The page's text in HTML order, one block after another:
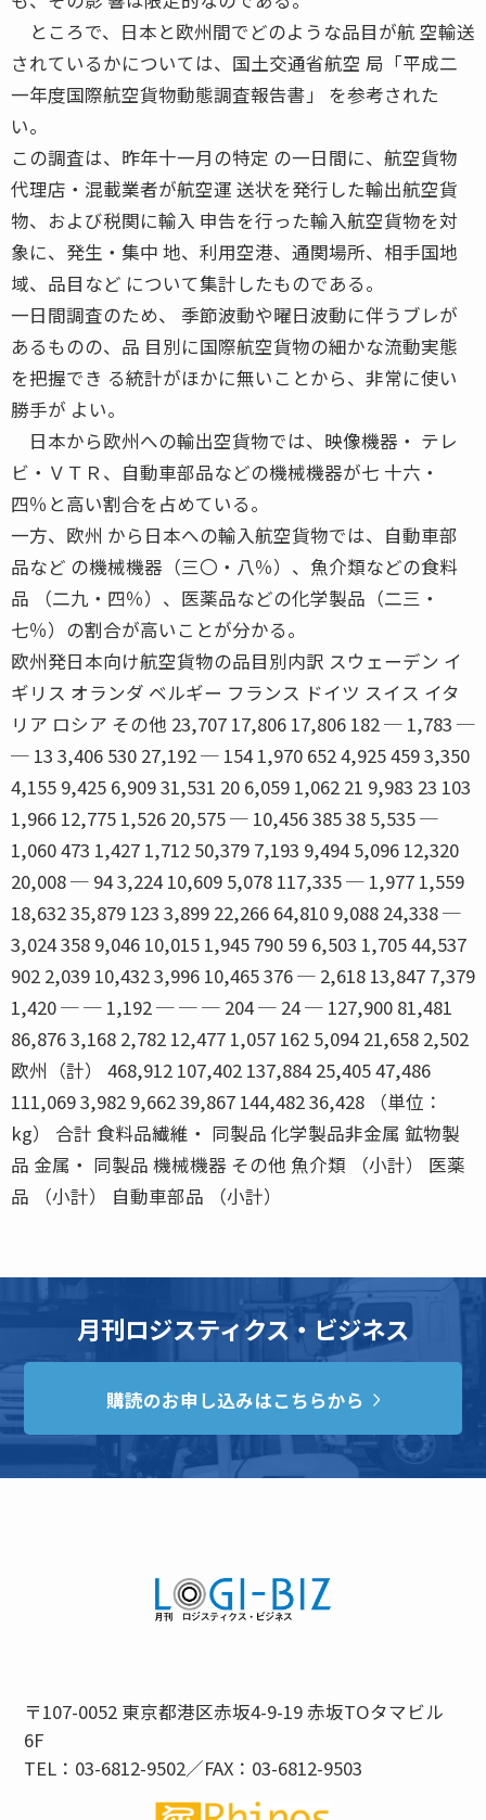
ところで、日本と欧州間でどのような品目が航 空輸送
されているかについては、国土交通省航空 局「平成二
一年度国際航空貨物動態調査報告書」 を参考された
い。
この調査は、昨年十一月の特定 の一日間に、航空貨物
代理店・混載業者が航空運 送状を発行した輸出航空貨
物、および税関に輸入 申告を行った輸入航空貨物を対
象に、発生・集中 地、利用空港、通関場所、相手国地
域、品目など について集計したものである。
一日間調査のため、 季節波動や曜日波動に伴うブレが
あるものの、品 目別に国際航空貨物の細かな流動実態
を把握でき る統計がほかに無いことから、非常に使い
勝手が よい。
日本から欧州への輸出空貨物では、映像機器・ テレ
ビ・ＶＴＲ、自動車部品などの機械機器が七 十六・
四％と高い割合を占めている。
一方、欧州 から日本への輸入航空貨物では、自動車部
品など の機械機器（三〇・八％）、魚介類などの食料
品 （二九・四％）、医薬品などの化学製品（二三・
七％）の割合が高いことが分かる。
欧州発日本向け航空貨物の品目別内訳 スウェーデン イ
ギリス オランダ ベルギー フランス ドイツ スイス イタ
リア ロシア その他 23,707 17,806 17,806 182 ─ 1,783 ─
─ 13 3,406 530 27,192 ─ 154 1,970 652 4,925 459 3,350
4,155 9,425 6,909 31,531 20 6,059 1,062 21 9,983 23 103
1,966 12,775 1,526 20,575 ─ 10,456 385 38 5,535 ─
1,060 473 1,427 1,712 50,379 7,193 9,494 5,096 12,320
20,008 ─ 94 3,224 10,609 5,078 117,335 ─ 1,977 1,559
18,632 35,879 123 3,899 22,266 64,810 9,088 24,338 ─
3,024 358 9,046 10,015 1,945 790 59 6,503 1,705 44,537
902 2,039 10,432 3,996 10,465 376 ─ 2,618 13,847 7,379
1,420 ─ ─ 1,192 ─ ─ ─ 204 ─ 24 ─ 127,900 81,481
86,876 3,168 2,782 12,477 1,057 162 5,094 21,658 2,502
欧州（計） 468,912 107,402 137,884 25,405 47,486
111,069 3,982 9,662 39,867 144,482 36,428 （単位：
kg） 合計 食料品繊維・ 同製品 化学製品非金属 鉱物製
品 金属・ 同製品 機械機器 その他 魚介類 （小計） 医薬
品 （小計） 自動車部品 （小計）
月刊ロジスティクス・ビジネス
購読のお申し込みはこちらから
〒107-0052 東京都港区赤坂4-9-19 赤坂TOタマビル
6F
TEL：03-6812-9502／FAX：03-6812-9503